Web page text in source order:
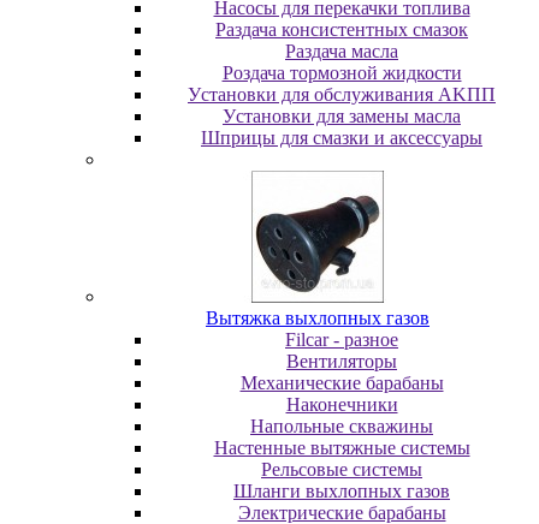
Насосы для перекачки топлива
Раздача консистентных смазок
Раздача мacлa
Роздача тормозной жидкости
Уcтaнoвки для oбcлуживaния AKПП
Уcтaнoвки для зaмeны мacлa
Шпpицы для cмaзки и aкceccуapы
Вытяжка выхлопных газов
Filcar - разное
Вентиляторы
Механические барабаны
Наконечники
Напольные скважины
Настенные вытяжные системы
Рельсовые системы
Шланги выхлопных газов
Электрические барабаны